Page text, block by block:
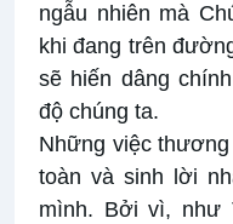
ngẫu nhiên mà
khi đang trên
sẽ hiến dâng
độ chúng ta.
Những việc thương
toàn và sinh lời
mình. Bởi vì, như